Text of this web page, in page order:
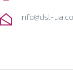
info@dsl-